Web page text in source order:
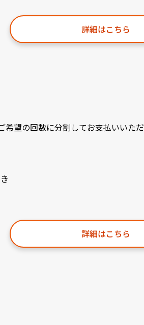
詳細はこちら
望の回数に分割してお支払いいただ
詳細はこちら